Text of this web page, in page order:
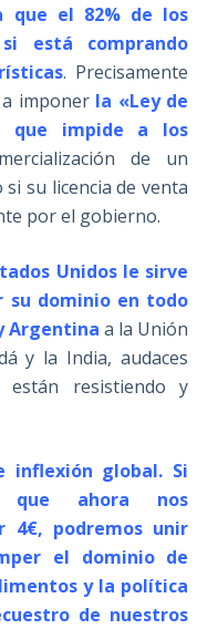
que el 82% de los
está comprando
. Precisamente
imponer la «Ley de
que impide a los
de un
su licencia de venta
por el gobierno.
Unidos le sirve
su dominio en todo
Argentina a la Unión
y la India, audaces
están resistiendo y
inflexión global. Si
que ahora nos
4€, podremos unir
el dominio de
y la política
de nuestros